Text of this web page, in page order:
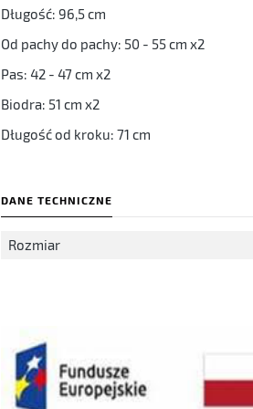
Długość: 96,5 cm
Od pachy do pachy: 50 - 55 cm x2
Pas: 42 - 47 cm x2
Biodra: 51 cm x2
Długość od kroku: 71 cm
DANE TECHNICZNE
Rozmiar